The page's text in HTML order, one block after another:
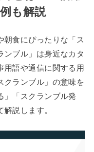
も解説
朝食にぴったりな「ス
ンブル」は身近なカタ
用語や通信に関する用
クランブル」の意味を
」「スクランブル発
説します。